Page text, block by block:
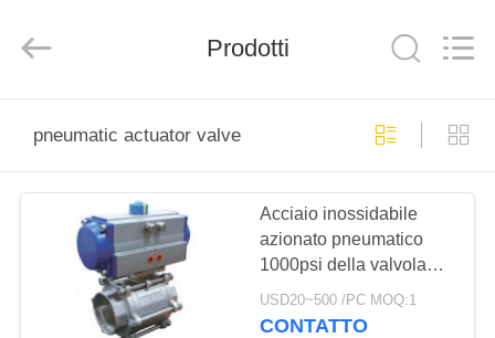
PRODOTTI
Equipment
Rights
Prodotti
pneumatic actuator valve
Acciaio inossidabile
azionato pneumatico
1000psi della valvola
316 del collegamento
del filo
USD20~500 /PC MOQ:1
CONTATTO